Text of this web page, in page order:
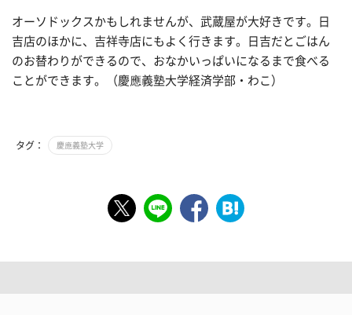
オーソドックスかもしれませんが、武蔵屋が大好きです。日
吉店のほかに、吉祥寺店にもよく行きます。日吉だとごはん
のお替わりができるので、おなかいっぱいになるまで食べる
ことができます。（慶應義塾大学経済学部・わこ）
タグ： 慶應義塾大学